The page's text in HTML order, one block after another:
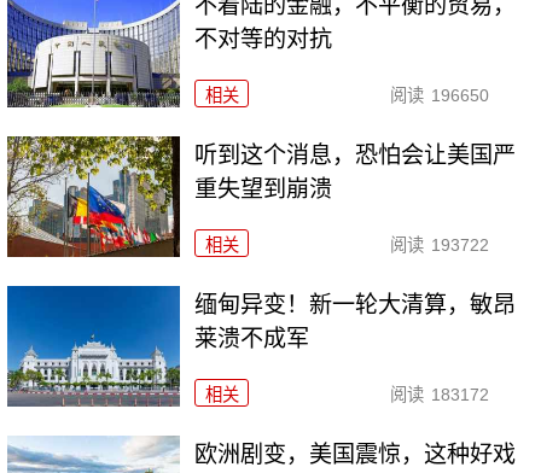
不着陆的金融，不平衡的贸易，
不对等的对抗
相关 阅读 196650
听到这个消息，恐怕会让美国严
重失望到崩溃
相关 阅读 193722
缅甸异变！新一轮大清算，敏昂
莱溃不成军
相关 阅读 183172
欧洲剧变，美国震惊，这种好戏